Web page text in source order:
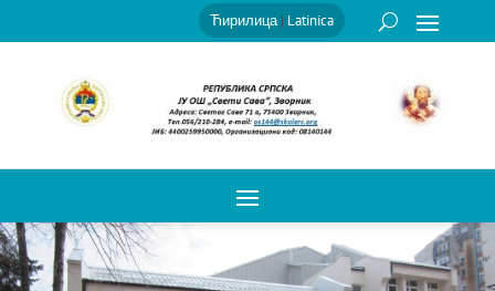
Ћирилица| Latinica